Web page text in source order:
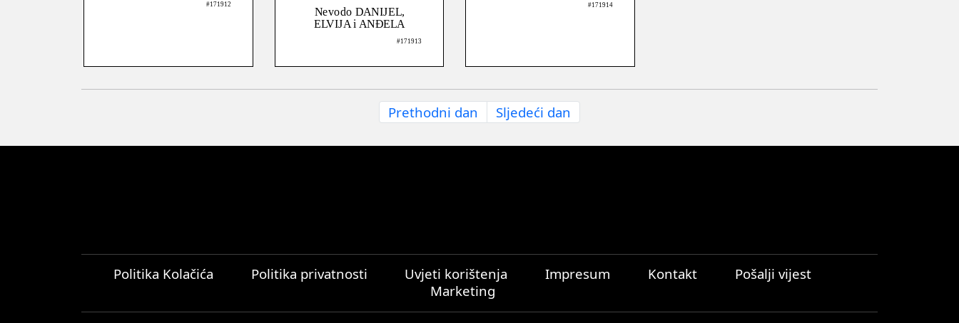
#171912
Nevodo DANIJEL,
ELVIJA i ANĐELA
#171913
#171914
Prethodni dan Sljedeći dan
Politika Kolačića Politika privatnosti Uvjeti korištenja Impresum Kontakt
Pošalji vijest
Marketing